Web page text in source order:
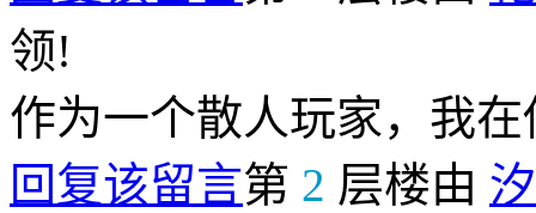
领!
作为一个散人玩家，我在
回复该留言第 2 层楼由